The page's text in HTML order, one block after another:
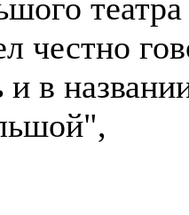
честно
и в